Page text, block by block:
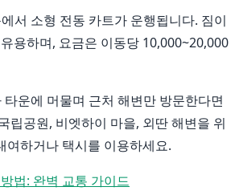
서 소형 전동 카트가 운행됩니다. 짐이
용하며, 요금은 이동당 10,000~20,000
타운에 머물며 근처 해변만 방문한다면
립공원, 비엣하이 마을, 외딴 해변을 위
여하거나 택시를 이용하세요.
법: 완벽 교통 가이드